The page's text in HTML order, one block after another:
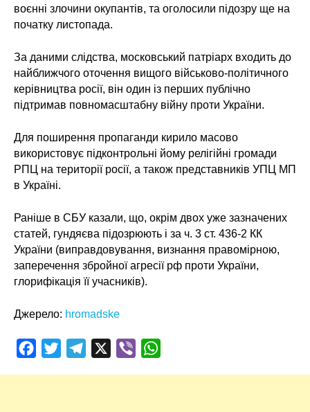
воєнні злочини окупантів, та оголосили підозру ще на
початку листопада.
За даними слідства, московський патріарх входить до
найближчого оточення вищого військово-політичного
керівництва росії, він один із перших публічно
підтримав повномасштабну війну проти України.
Для поширення пропаганди кирило масово
використовує підконтрольні йому релігійні громади
РПЦ на території росії, а також представників УПЦ МП
в Україні.
Раніше в СБУ казали, що, окрім двох уже зазначених
статей, гундяєва підозрюють і за ч. 3 ст. 436-2 КК
України (виправдовування, визнання правомірною,
заперечення збройної агресії рф проти України,
глорифікація її учасників).
Джерело: hromadske
FacebookTwitterTelegram Viber